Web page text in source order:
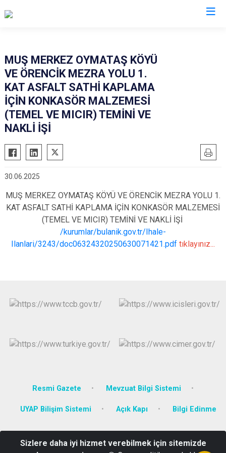
Bulanık
Hasköy
Korkut
Malazgirt
Varto
MUŞ MERKEZ OYMATAŞ KÖYÜ
VE ÖRENCİK MEZRA YOLU 1.
KAT ASFALT SATHİ KAPLAMA
İÇİN KONKASÖR MALZEMESİ
(TEMEL VE MICIR) TEMİNİ VE
NAKLİ İŞİ
30.06.2025
MUŞ MERKEZ OYMATAŞ KÖYÜ VE ÖRENCİK MEZRA YOLU 1.
KAT ASFALT SATHİ KAPLAMA İÇİN KONKASÖR MALZEMESİ
(TEMEL VE MICIR) TEMİNİ VE NAKLİ İŞİ
/kurumlar/bulanik.gov.tr/Ihale-
Ilanlari/3243/doc06324320250630071421.pdf tıklayınız...
Resmi Gazete Mevzuat Bilgi Sistemi
UYAP Bilişim Sistemi Açık Kapı Bilgi Edinme
Bulanık / Muş
Sizlere daha iyi hizmet verebilmek için sitemizde